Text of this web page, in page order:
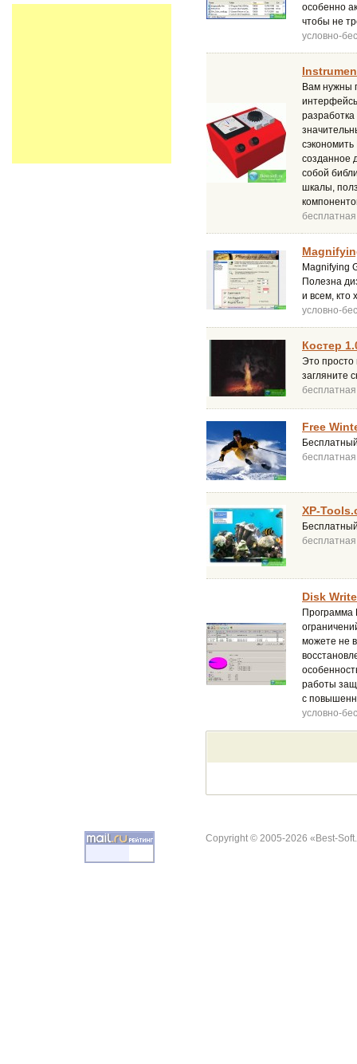
особенно
чтобы не
условно-
Вам нужны
созданное
собой
шкалы,
бесплатная
Magnifying
Полезна
и всем, кто
условно-
Костер
Это просто
загляните
бесплатная
Free
бесплатная
XP-
бесплатная
Disk
Программа
можете не
работы
с
условно-
Copyright © 2005-2026 «Best-